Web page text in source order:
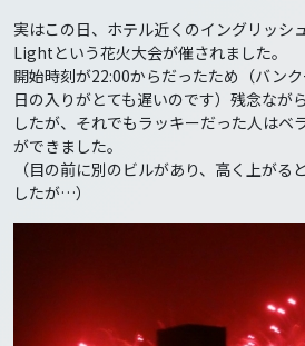
実はこの日、ホテル近くのイングリッ
Lightという花火大会が催されました。
開始時刻が22:00からだったため（バン
日の入りがとても遅いのです）残念なが
したが、それでもラッキーだった人はベ
ができました。
（目の前に別のビルがあり、高く上がる
したが…）